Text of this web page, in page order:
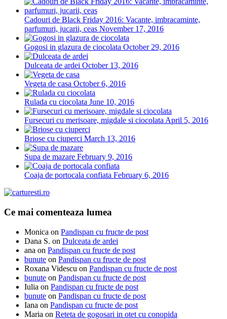
Cadouri de Black Friday 2016: Vacante, imbracaminte,
parfumuri, jucarii, ceas November 17, 2016
Gogosi in glazura de ciocolata October 29, 2016
Dulceata de ardei October 13, 2016
Vegeta de casa October 6, 2016
Rulada cu ciocolata June 10, 2016
Fursecuri cu merisoare, migdale si ciocolata April 5, 2016
Briose cu ciuperci March 13, 2016
Supa de mazare February 9, 2016
Coaja de portocala confiata February 6, 2016
Ce mai comenteaza lumea
Monica on Pandispan cu fructe de post
Dana S. on Dulceata de ardei
ana on Pandispan cu fructe de post
bunute on Pandispan cu fructe de post
Roxana Videscu on Pandispan cu fructe de post
bunute on Pandispan cu fructe de post
Iulia on Pandispan cu fructe de post
bunute on Pandispan cu fructe de post
Iana on Pandispan cu fructe de post
Maria on Reteta de gogosari in otet cu conopida